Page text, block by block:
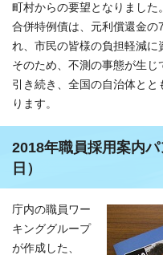
町村からの要望となりました。
合併特例債は、元利償還金の
れ、市民の皆様の負担軽減に
そのため、不測の事態が生じ
引き続き、全国の自治体と
ります。
2018年職員採用案内
日）
庁内の職員ワー
キンググループ
が作成した、